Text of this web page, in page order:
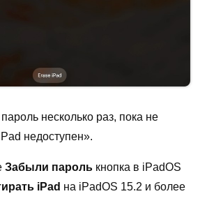
несколько раз, пока не
недоступен».
Забыли пароль кнопка в iPadOS
iPad на iPadOS 15.2 и более